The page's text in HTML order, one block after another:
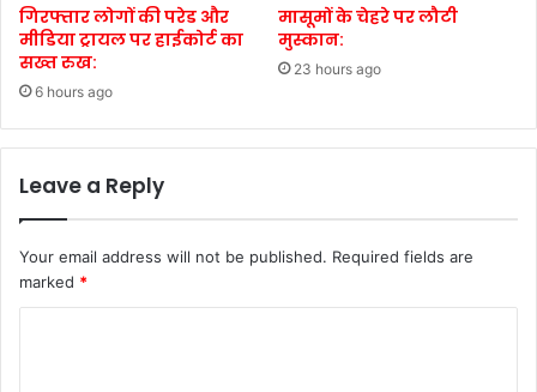
गिरफ्तार लोगों की परेड और
मीडिया ट्रायल पर हाईकोर्ट का
सख्त रुख:
6 hours ago
मासूमों के चेहरे पर लौटी
मुस्कान:
23 hours ago
Leave a Reply
Your email address will not be published. Required fields are
marked *